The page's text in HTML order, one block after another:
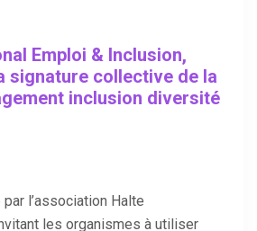
Emploi & Inclusion,
signature collective de la
inclusion diversité
l’association Halte
les organismes à utiliser